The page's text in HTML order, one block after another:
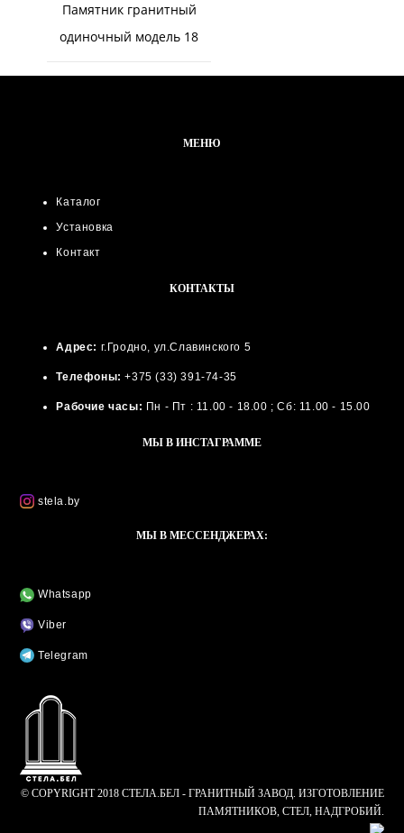
Памятник гранитный
одиночный модель 18
МЕНЮ
Каталог
Установка
Контакт
КОНТАКТЫ
Адрес: г.Гродно, ул.Славинского 5
Телефоны: +375 (33) 391-74-35
Рабочие часы: Пн - Пт : 11.00 - 18.00 ; Сб: 11.00 - 15.00
МЫ В ИНСТАГРАММЕ
stela.by
МЫ В МЕССЕНДЖЕРАХ:
Whatsapp
Viber
Telegram
© COPYRIGHT 2018 СТЕЛА.БЕЛ - ГРАНИТНЫЙ ЗАВОД. ИЗГОТОВЛЕНИЕ
ПАМЯТНИКОВ, СТЕЛ, НАДГРОБИЙ.